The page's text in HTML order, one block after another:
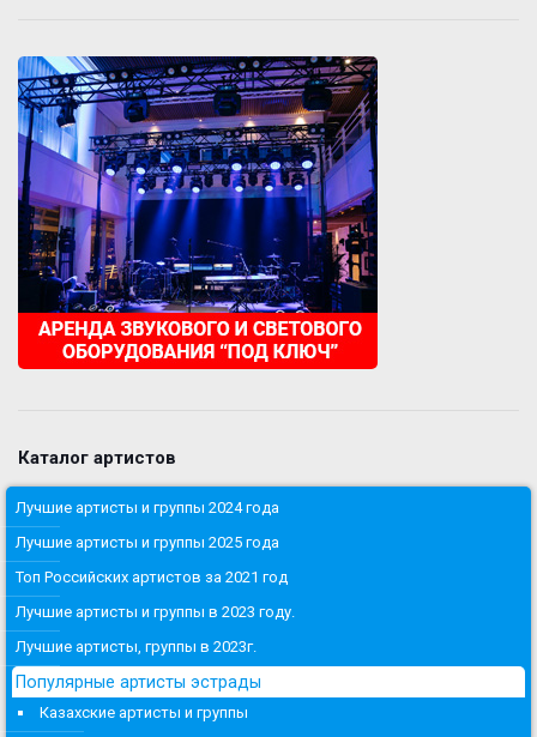
Каталог артистов
Лучшие артисты и группы 2024 года
Лучшие артисты и группы 2025 года
Топ Российских артистов за 2021 год
Лучшие артисты и группы в 2023 году.
Лучшие артисты, группы в 2023г.
Популярные артисты эстрады
Казахские артисты и группы